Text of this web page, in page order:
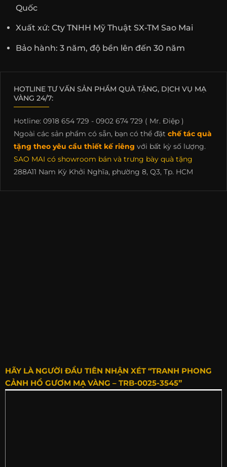
Quốc
Xuất xứ: Cty TNHH Mỹ Thuật SX-TM Sao Mai
Bảo hành: 3 năm, độ bền lên đến 30 năm
HOTLINE TƯ VẤN SẢN PHẨM QUÀ TẶNG, DỊCH VỤ MẠ
VÀNG 24/7:
Hotline: 0918 654 729 - 0902 674 729 ( Mr. Điệp )
Ngoài các sản phẩm có sẵn, bạn có thể đặt chế tác quà
tặng theo yêu cầu thiết kế riêng với bất kỳ số lượng.
SAO MAI có showroom bán và trưng bày quà tặng
288A11 Nam Kỳ Khởi Nghĩa, phường 8, Q3, Tp. HCM
HÃY LÀ NGƯỜI ĐẦU TIÊN NHẬN XÉT “TRANH PHONG
CẢNH HỒ GƯƠM MẠ VÀNG – TRB-0025-3545”